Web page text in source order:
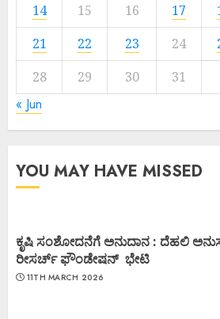
14
15 16 17
21
22 23 24
28
29 30 31
« Jun
YOU MAY HAVE MISSED
ಕೃಷಿ ಸಂಶೋದನೆಗೆ ಅನುದಾನ : ದೆಹಲಿ
ರೀಸರ್ಚ್ ಫೌಂಡೇಷನ್ ಭೇಟಿ
11TH MARCH 2026